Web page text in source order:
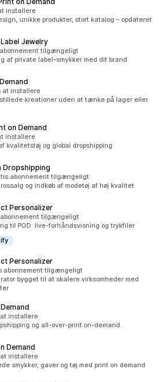
installere
unikke produkter, stort katalog – opdateret
Jewelry
tilgængeligt
af private label-smykker med dit brand
alt
at installere
kreationer uden at tænke på lager eller
on Demand
installere
kvalitetstøj og global dropshipping
Dropshipping
i altabonnement tilgængeligt
og indkøb af modetøj af høj kvalitet
Personalizer
tilgængeligt
til POD: live-forhåndsvisning og trykfiler
Personalizer
alt
abonnement tilgængeligt
bygget til at skalere virksomheder med
installere
og all-over-print on-demand.
Demand
installere
smykker, gaver og tøj med print on demand